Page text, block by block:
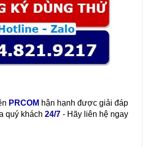
PRCOM hận hạnh được giải đáp
quý khách 24/7 - Hãy liên hệ ngay